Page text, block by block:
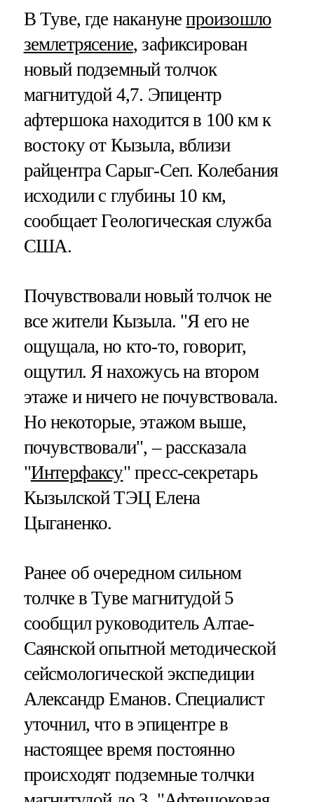
В Туве, где наканунепроизошло
землетрясение, зафиксирован
новый подземный толчок
магнитудой 4,7. Эпицентр
афтершока находится в 100 км к
востоку от Кызыла, вблизи
райцентра Сарыг-Сеп. Колебания
исходили с глубины 10 км,
сообщает Геологическая служба
США.
Почувствовали новый толчок не
все жители Кызыла. "Я его не
ощущала, но кто-то, говорит,
ощутил. Я нахожусь на втором
этаже и ничего не почувствовала.
Но некоторые, этажом выше,
почувствовали", – рассказала
"Интерфаксу" пресс-секретарь
Кызылской ТЭЦ Елена
Цыганенко.
Ранее об очередном сильном
толчке в Туве магнитудой 5
сообщил руководитель Алтае-
Саянской опытной методической
сейсмологической экспедиции
Александр Еманов. Специалист
уточнил, что в эпицентре в
настоящее время постоянно
происходят подземные толчки